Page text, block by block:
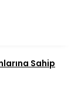
Sahip